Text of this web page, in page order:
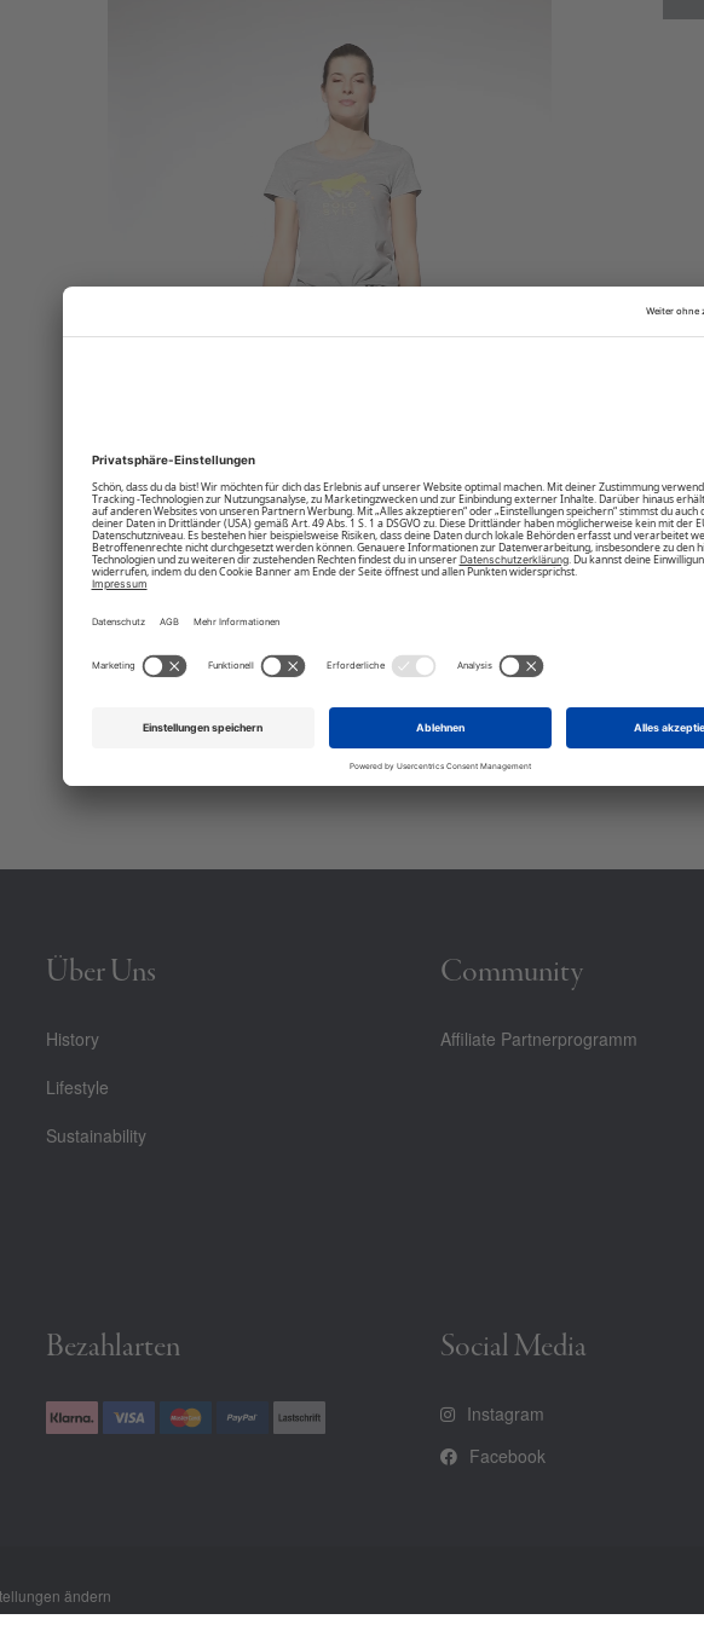
Über Uns
History
Lifestyle
Sustainability
Community
Affiliate Partnerprogramm
Bezahlarten Social Media
Instagram
Facebook
ändern